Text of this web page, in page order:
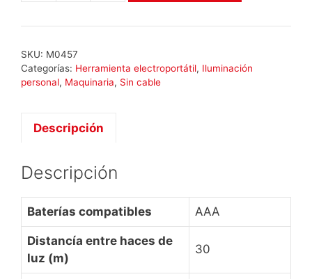
LED
SKU: M0457
Categorías: Herramienta electroportátil, Iluminación
personal, Maquinaria, Sin cable
Descripción
Descripción
Baterías compatibles AAA
Distancía entre haces de
luz (m)
30